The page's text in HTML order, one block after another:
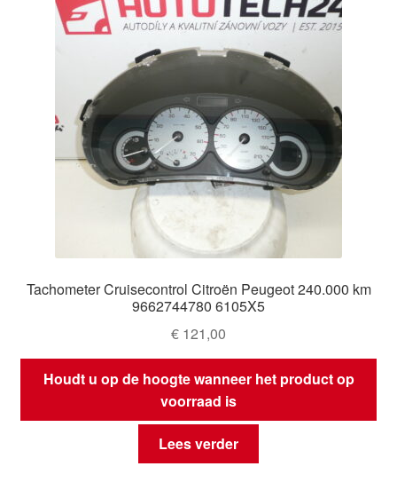
Tachometer Cruisecontrol Citroën Peugeot 240.000 km
9662744780 6105X5
€ 121,00
Houdt u op de hoogte wanneer het product op
voorraad is
Lees verder